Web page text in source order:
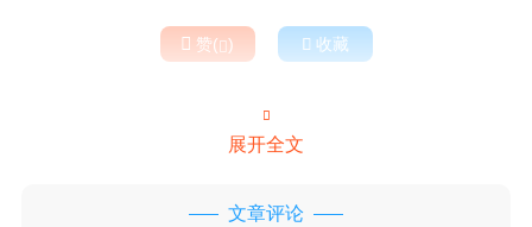
 赞()  收藏

展开全文
文章评论